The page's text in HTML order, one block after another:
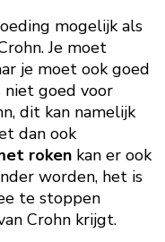
mogelijk als
Je moet
je moet ook goed
niet goed voor
dit kan namelijk
dan ook
roken kan er ook
worden, het is
te stoppen
Crohn krijgt.